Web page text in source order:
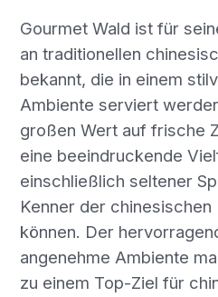
Gourmet Wald ist für
an traditionellen
bekannt, die in einem
Ambiente serviert
großen Wert auf frische
eine beeindruckende
einschließlich seltener
Kenner der
können. Der
angenehme Ambiente
zu einem Top-Ziel für